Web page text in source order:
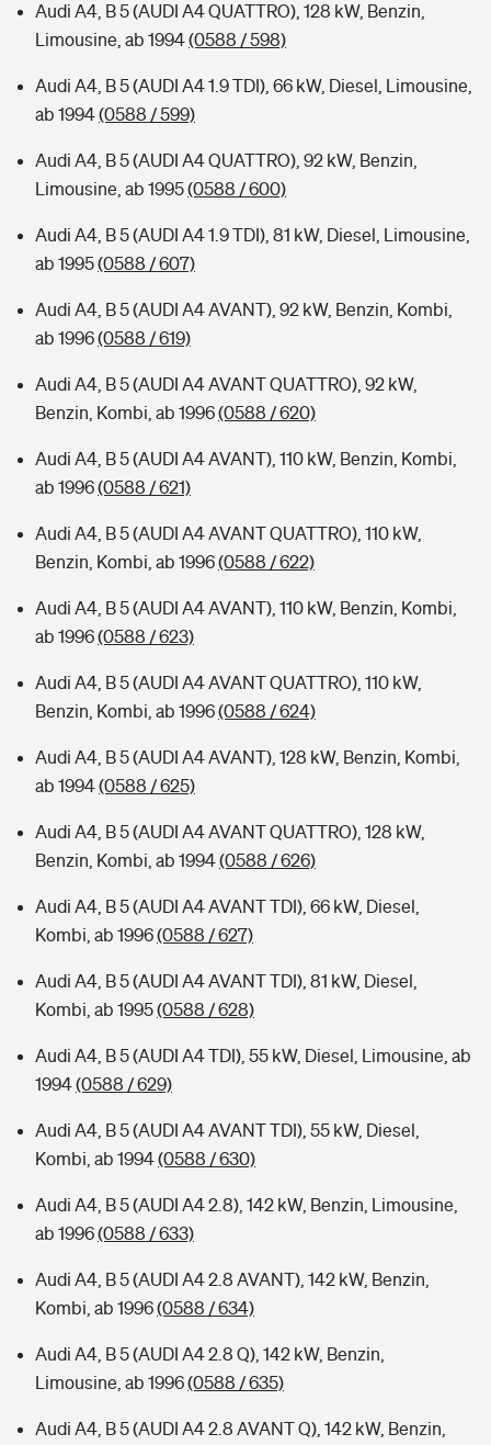
Audi A4, B 5 (AUDI A4 QUATTRO), 128 kW, Benzin,
Limousine, ab 1994(0588 / 598)
Audi A4, B 5 (AUDI A4 1.9 TDI), 66 kW, Diesel, Limousine,
ab 1994(0588 / 599)
Audi A4, B 5 (AUDI A4 QUATTRO), 92 kW, Benzin,
Limousine, ab 1995(0588 / 600)
Audi A4, B 5 (AUDI A4 1.9 TDI), 81 kW, Diesel, Limousine,
ab 1995(0588 / 607)
Audi A4, B 5 (AUDI A4 AVANT), 92 kW, Benzin, Kombi,
ab 1996(0588 / 619)
Audi A4, B 5 (AUDI A4 AVANT QUATTRO), 92 kW,
Benzin, Kombi, ab 1996(0588 / 620)
Audi A4, B 5 (AUDI A4 AVANT), 110 kW, Benzin, Kombi,
ab 1996(0588 / 621)
Audi A4, B 5 (AUDI A4 AVANT QUATTRO), 110 kW,
Benzin, Kombi, ab 1996(0588 / 622)
Audi A4, B 5 (AUDI A4 AVANT), 110 kW, Benzin, Kombi,
ab 1996(0588 / 623)
Audi A4, B 5 (AUDI A4 AVANT QUATTRO), 110 kW,
Benzin, Kombi, ab 1996(0588 / 624)
Audi A4, B 5 (AUDI A4 AVANT), 128 kW, Benzin, Kombi,
ab 1994(0588 / 625)
Audi A4, B 5 (AUDI A4 AVANT QUATTRO), 128 kW,
Benzin, Kombi, ab 1994(0588 / 626)
Audi A4, B 5 (AUDI A4 AVANT TDI), 66 kW, Diesel,
Kombi, ab 1996(0588 / 627)
Audi A4, B 5 (AUDI A4 AVANT TDI), 81 kW, Diesel,
Kombi, ab 1995(0588 / 628)
Audi A4, B 5 (AUDI A4 TDI), 55 kW, Diesel, Limousine, ab
1994(0588 / 629)
Audi A4, B 5 (AUDI A4 AVANT TDI), 55 kW, Diesel,
Kombi, ab 1994(0588 / 630)
Audi A4, B 5 (AUDI A4 2.8), 142 kW, Benzin, Limousine,
ab 1996(0588 / 633)
Audi A4, B 5 (AUDI A4 2.8 AVANT), 142 kW, Benzin,
Kombi, ab 1996(0588 / 634)
Audi A4, B 5 (AUDI A4 2.8 Q), 142 kW, Benzin,
Limousine, ab 1996(0588 / 635)
Audi A4, B 5 (AUDI A4 2.8 AVANT Q), 142 kW, Benzin,